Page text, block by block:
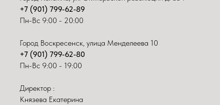
+7 (901) 799-62-89
Пн-Вс 9:00 - 20:00
Город Воскресенск, улица Менделеева 10
+7 (901) 799-62-80
Пн-Вс 9:00 - 19:00
Директор :
Князева Екатерина